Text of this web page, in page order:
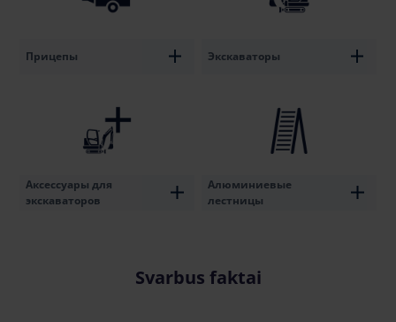
Прицепы Экскаваторы
Аксессуары для
экскаваторов
Алюминиевые
лестницы
Svarbus faktai